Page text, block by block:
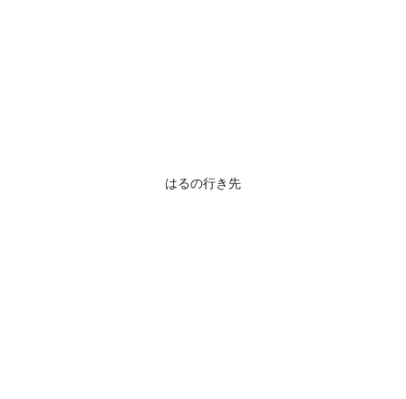
はるの行き先